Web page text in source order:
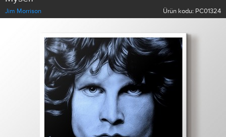
Jim Morrison Ürün kodu: PC01324